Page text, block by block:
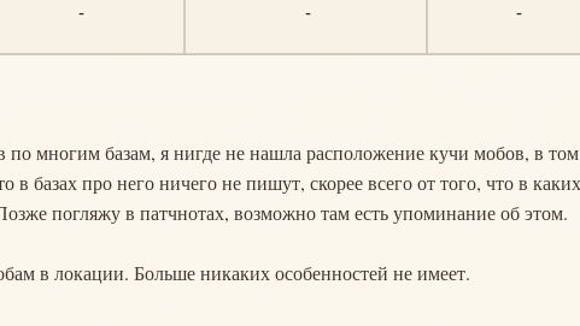
- - -
по многим базам, я нигде не нашла расположение кучи мобов, в том
в базах про него ничего не пишут, скорее всего от того, что в
погляжу в патчнотах, возможно там есть упоминание об этом.
в локации. Больше никаких особенностей не имеет.